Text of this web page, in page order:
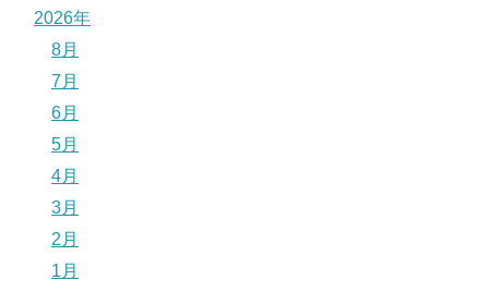
2026年
8月
7月
6月
5月
4月
3月
2月
1月